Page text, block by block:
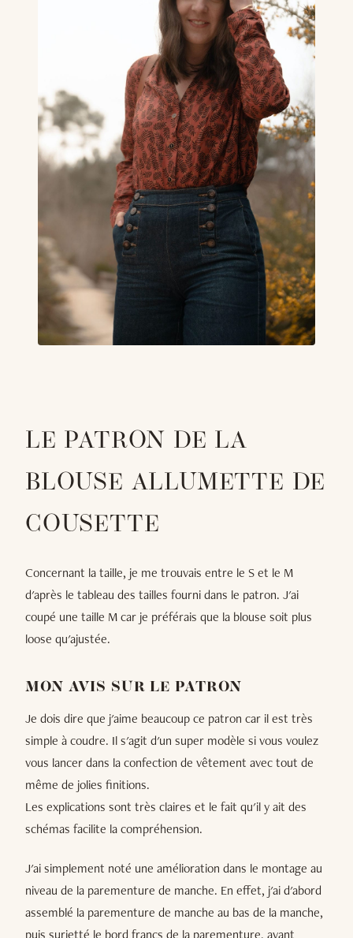
LE PATRON DE LA
BLOUSE ALLUMETTE DE
COUSETTE
Concernant la taille, je me trouvais entre le S et le M
d'après le tableau des tailles fourni dans le patron. J'ai
coupé une taille M car je préférais que la blouse soit plus
loose qu'ajustée.
MON AVIS SUR LE PATRON
Je dois dire que j'aime beaucoup ce patron car il est très
simple à coudre. Il s'agit d'un super modèle si vous voulez
vous lancer dans la confection de vêtement avec tout de
même de jolies finitions.
Les explications sont très claires et le fait qu'il y ait des
schémas facilite la compréhension.
J'ai simplement noté une amélioration dans le montage au
niveau de la parementure de manche. En effet, j'ai d'abord
assemblé la parementure de manche au bas de la manche,
puis surjetté le bord francs de la parementure, avant